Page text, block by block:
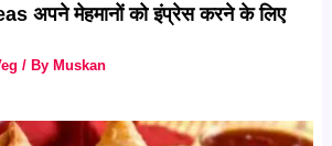
अपने मेहमानों को इंप्रेस करने के लिए
/ ByMuskan